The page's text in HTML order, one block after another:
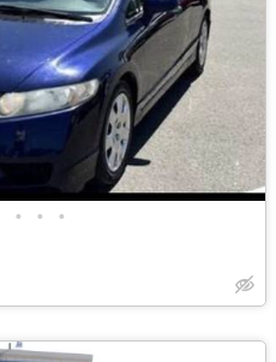
• • •